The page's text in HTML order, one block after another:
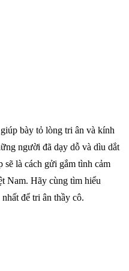
bày tỏ lòng tri ân và kính
người đã dạy dỗ và dìu dắt
sẽ là cách gửi gắm tình cảm
Nam. Hãy cùng tìm hiểu
để tri ân thầy cô.